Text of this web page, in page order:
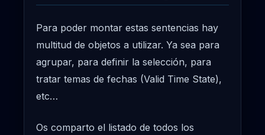
Para poder montar estas sentencias hay
multitud de objetos a utilizar. Ya sea para
agrupar, para definir la selección, para
tratar temas de fechas (Valid Time State),
etc…
Os comparto el listado de todos los